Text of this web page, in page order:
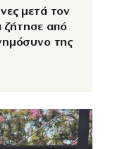
μετά τον
από
της